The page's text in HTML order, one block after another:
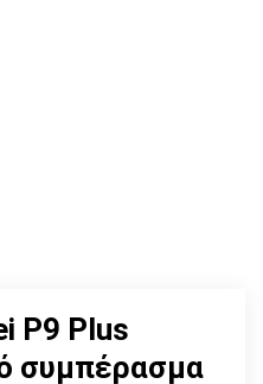
P9 Plus
συμπέρασμα